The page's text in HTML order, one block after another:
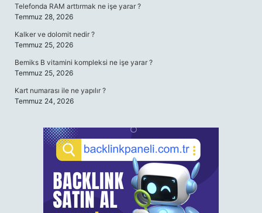
Telefonda RAM arttırmak ne işe yarar ?
Temmuz 28, 2026
Kalker ve dolomit nedir ?
Temmuz 25, 2026
Bemiks B vitamini kompleksi ne işe yarar ?
Temmuz 25, 2026
Kart numarası ile ne yapılır ?
Temmuz 24, 2026